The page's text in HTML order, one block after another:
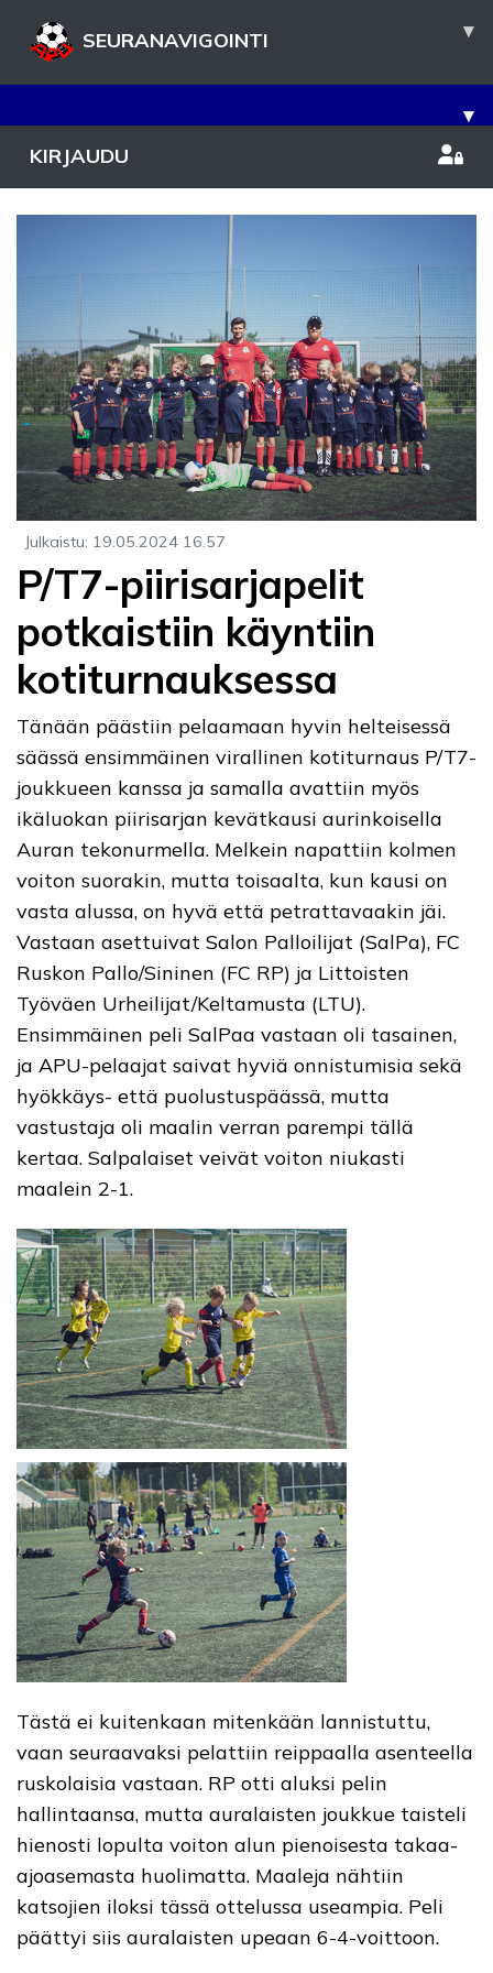
SEURANAVIGOINTI ▾
▾
KIRJAUDU
Julkaistu: 19.05.2024 16.57
P/T7-piirisarjapelit
potkaistiin käyntiin
kotiturnauksessa
Tänään päästiin pelaamaan hyvin helteisessä
säässä ensimmäinen virallinen kotiturnaus P/T7-
joukkueen kanssa ja samalla avattiin myös
ikäluokan piirisarjan kevätkausi aurinkoisella
Auran tekonurmella. Melkein napattiin kolmen
voiton suorakin, mutta toisaalta, kun kausi on
vasta alussa, on hyvä että petrattavaakin jäi.
Vastaan asettuivat Salon Palloilijat (SalPa), FC
Ruskon Pallo/Sininen (FC RP) ja Littoisten
Työväen Urheilijat/Keltamusta (LTU).
Ensimmäinen peli SalPaa vastaan oli tasainen,
ja APU-pelaajat saivat hyviä onnistumisia sekä
hyökkäys- että puolustuspäässä, mutta
vastustaja oli maalin verran parempi tällä
kertaa. Salpalaiset veivät voiton niukasti
maalein 2-1.
Tästä ei kuitenkaan mitenkään lannistuttu,
vaan seuraavaksi pelattiin reippaalla asenteella
ruskolaisia vastaan. RP otti aluksi pelin
hallintaansa, mutta auralaisten joukkue taisteli
hienosti lopulta voiton alun pienoisesta takaa-
ajoasemasta huolimatta. Maaleja nähtiin
katsojien iloksi tässä ottelussa useampia. Peli
päättyi siis auralaisten upeaan 6-4-voittoon.